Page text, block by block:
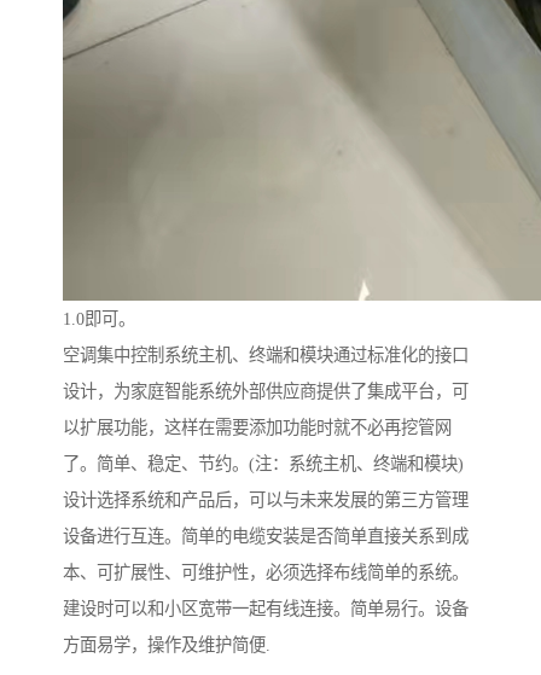
1.0即可。
空调集中控制系统主机、终端和模块通过标准化的接口
设计，为家庭智能系统外部供应商提供了集成平台，可
以扩展功能，这样在需要添加功能时就不必再挖管网
了。简单、稳定、节约。(注：系统主机、终端和模块)
设计选择系统和产品后，可以与未来发展的第三方管理
设备进行互连。简单的电缆安装是否简单直接关系到成
本、可扩展性、可维护性，必须选择布线简单的系统。
建设时可以和小区宽带一起有线连接。简单易行。设备
方面易学，操作及维护简便.